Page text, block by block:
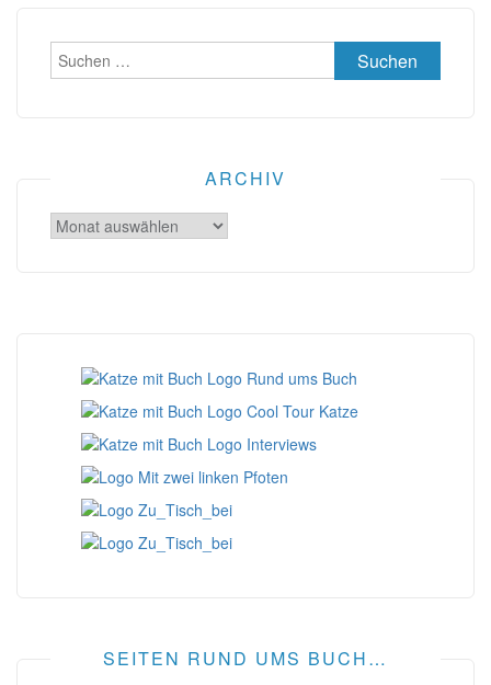
Suchen
nach:
ARCHIV
Archiv
SEITEN RUND UMS BUCH…